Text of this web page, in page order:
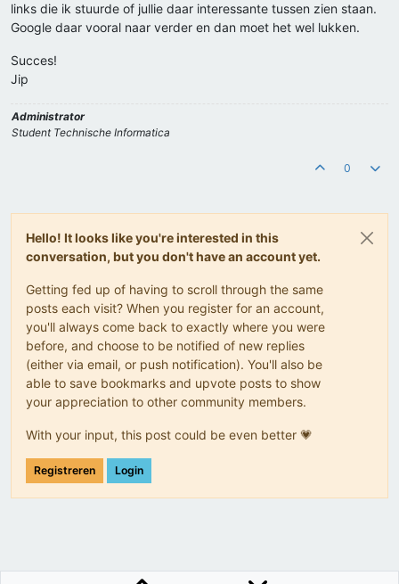
links die ik stuurde of jullie daar interessante tussen zien staan.
Google daar vooral naar verder en dan moet het wel lukken.
Succes!
Jip
Administrator
Student Technische Informatica
0
Hello! It looks like you're interested in this
conversation, but you don't have an account yet.
Getting fed up of having to scroll through the same
posts each visit? When you register for an account,
you'll always come back to exactly where you were
before, and choose to be notified of new replies
(either via email, or push notification). You'll also be
able to save bookmarks and upvote posts to show
your appreciation to other community members.
With your input, this post could be even better 💗
Registreren Login